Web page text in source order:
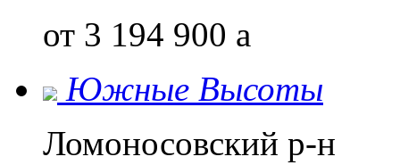
от 3 194 900 a
Южные Высоты
Ломоносовский р-н